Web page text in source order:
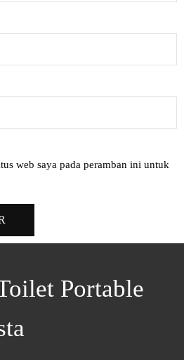
web saya pada peramban ini untuk
Portable